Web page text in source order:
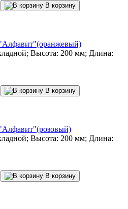
В корзину
"Алфавит"(оранжевый)
Высота: 200 мм; Длина:
В корзину
Высота: 200 мм; Длина:
В корзину